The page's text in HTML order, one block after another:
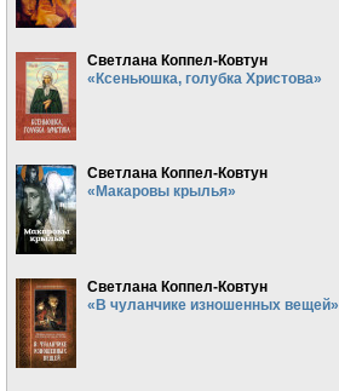
Светлана Коппел-Ковтун
«Ксеньюшка, голубка Христова»
Светлана Коппел-Ковтун
«Макаровы крылья»
Светлана Коппел-Ковтун
«В чуланчике изношенных вещей»